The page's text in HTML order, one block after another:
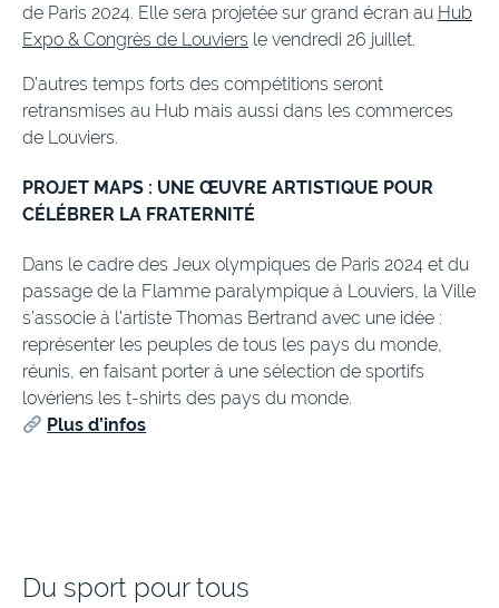
de Paris 2024. Elle sera projetée sur grand écran au Hub
Expo & Congrès de Louviers le vendredi 26 juillet.
D’autres temps forts des compétitions seront
retransmises au Hub mais aussi dans les commerces
de Louviers.
PROJET MAPS : UNE ŒUVRE ARTISTIQUE POUR
CÉLÉBRER LA FRATERNITÉ
Dans le cadre des Jeux olympiques de Paris 2024 et du
passage de la Flamme paralympique à Louviers, la Ville
s’associe à l’artiste Thomas Bertrand avec une idée :
représenter les peuples de tous les pays du monde,
réunis, en faisant porter à une sélection de sportifs
lovériens les t-shirts des pays du monde.
Plus d’infos
Du sport pour tous